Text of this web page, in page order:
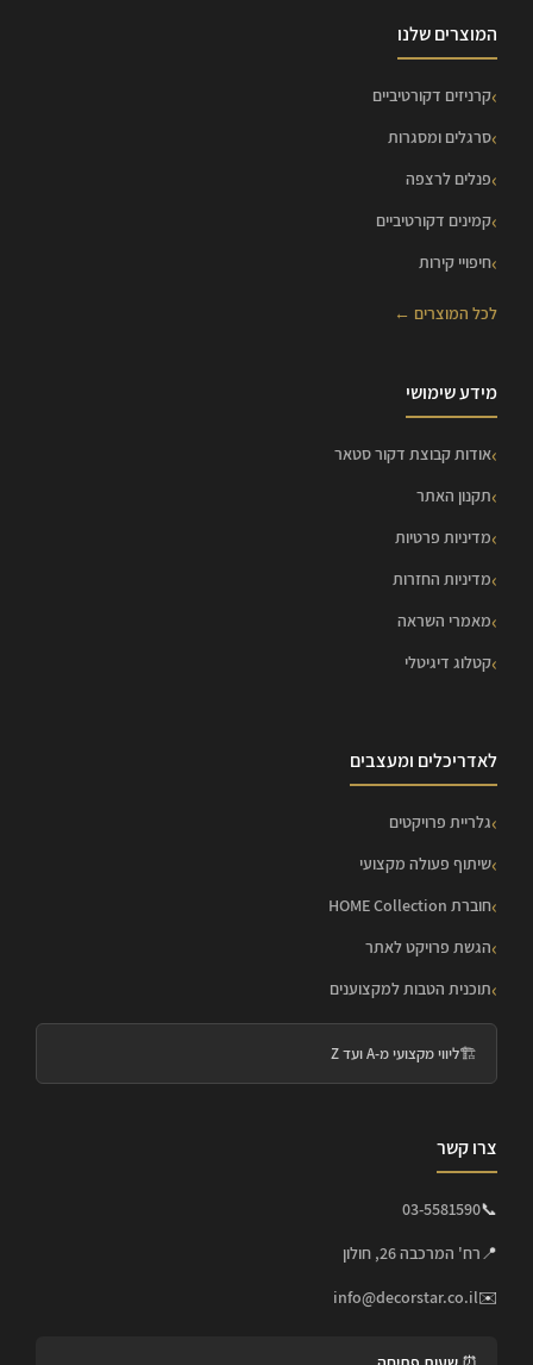
המוצרים שלנו
קרניזים דקורטיביים
סרגלים ומסגרות
פנלים לרצפה
קמינים דקורטיביים
חיפויי קירות
לכל המוצרים ←
מידע שימושי
אודות קבוצת דקור סטאר
תקנון האתר
מדיניות פרטיות
מדיניות החזרות
מאמרי השראה
קטלוג דיגיטלי
לאדריכלים ומעצבים
גלריית פרויקטים
שיתוף פעולה מקצועי
חוברת HOME Collection
הגשת פרויקט לאתר
תוכנית הטבות למקצוענים
🏗️ליווי מקצועי מ-A ועד Z
צרו קשר
📞
03-5581590
📍רח' המרכבה 26, חולון
✉️
info@decorstar.co.il